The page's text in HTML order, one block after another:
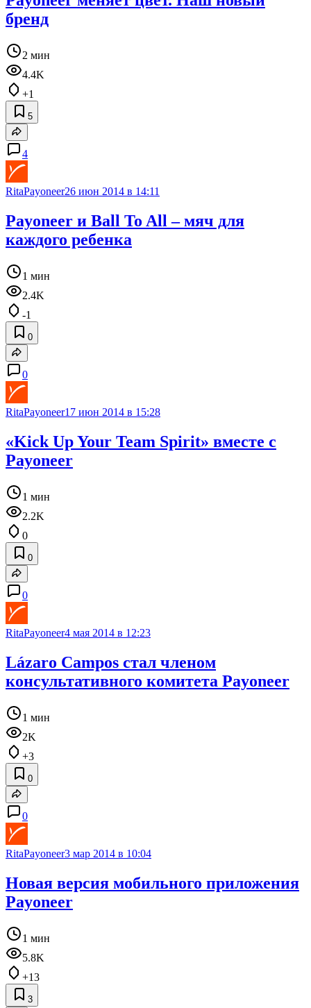
бренд
2 мин
4.4K
+1
5
4
RitaPayoneer26 июн 2014 в 14:11
Payoneer и Ball To All – мяч для
каждого ребенка
1 мин
2.4K
-1
0
0
RitaPayoneer17 июн 2014 в 15:28
«Kick Up Your Team Spirit» вместе с
Payoneer
1 мин
2.2K
0
0
0
RitaPayoneer4 мая 2014 в 12:23
Lázaro Campos стал членом
консультативного комитета Payoneer
1 мин
2K
+3
0
0
RitaPayoneer3 мар 2014 в 10:04
Новая версия мобильного приложения
Payoneer
1 мин
5.8K
+13
3